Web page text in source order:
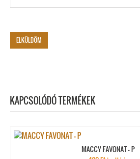
KAPCSOLÓDÓ TERMÉKEK
MACCY FAVONAT – P